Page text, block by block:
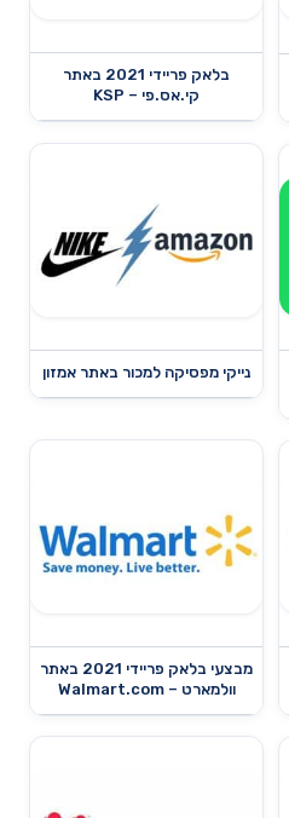
בלאק פריידי 2021 באתר
קי.אס.פי – KSP
נייקי מפסיקה למכור באתר אמזון
מבצעי בלאק פריידי 2021 באתר
וולמארט – Walmart.com